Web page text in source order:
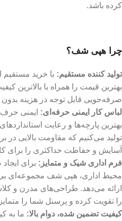
کرده باشد.
چرا هپی شف؟
تولید کننده مستقیم: با خرید مستقیم
بهترین قیمت را همراه با بالاترین
صرفه‌جویی قابل توجه در هزینه بدون
لباس کار ایمنی حرفه‌ای: ایمنی حرف
بهترین پارچه‌ها و رعایت
تولید می‌کنیم که مقاومت بالایی در
آسایش و حفاظت حداکثری را برای
فرم اداری شیک و متمایز: برای
محیط اداری، هپی شف مجموعه‌ای
ارائه می‌دهد. طراحی‌های مدرن و
را تقویت کرده و پرسنل شما را
کیفیت تضمین شده، دوام بالا: ما به